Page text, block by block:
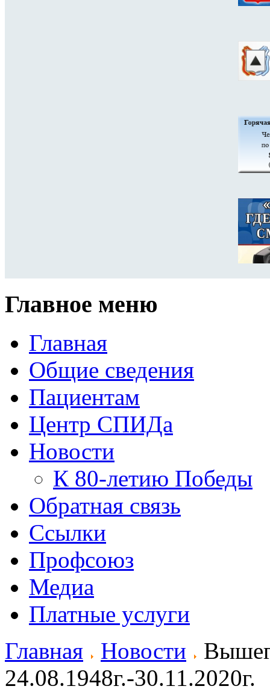
Главное меню
Главная
Общие сведения
Пациентам
Центр СПИДа
Новости
К 80-летию Победы
Обратная связь
Ссылки
Профсоюз
Медиа
Платные услуги
Главная
Новости
24.08.1948г.-30.11.2020г.